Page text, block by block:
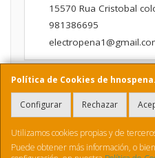
Política de Cookies de
Configurar Rechazar
Utilizamos cookies propias y de
Puede obtener más información, o
15570 Rua Cristobal
981386695
Horario
9:00 a 14:00 y de 16:00 A